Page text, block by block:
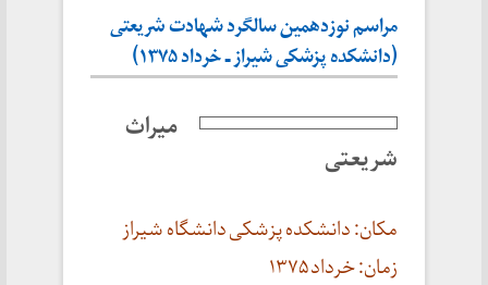
مراسم نوزدهمین سالگرد شهادت شریعتی
(دانشکده پزشکی شیراز ـ خرداد ۱۳۷۵)
میراث
شریعتی
مکان: دانشکده پزشکی دانشگاه شیراز
زمان: خرداد ۱۳۷۵